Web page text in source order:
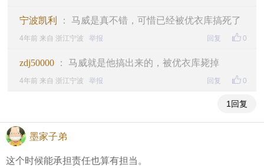
宁波凯利 ： 马威是真不错，可惜已经被优衣库搞死了
0
4年前 来自 浙江宁波 举报 回复
zdj50000 ： 马威就是他搞出来的，被优衣库毙掉
0
4年前 来自 浙江宁波 举报 回复
1回复
墨家子弟
这个时候能承担责任也算有担当。